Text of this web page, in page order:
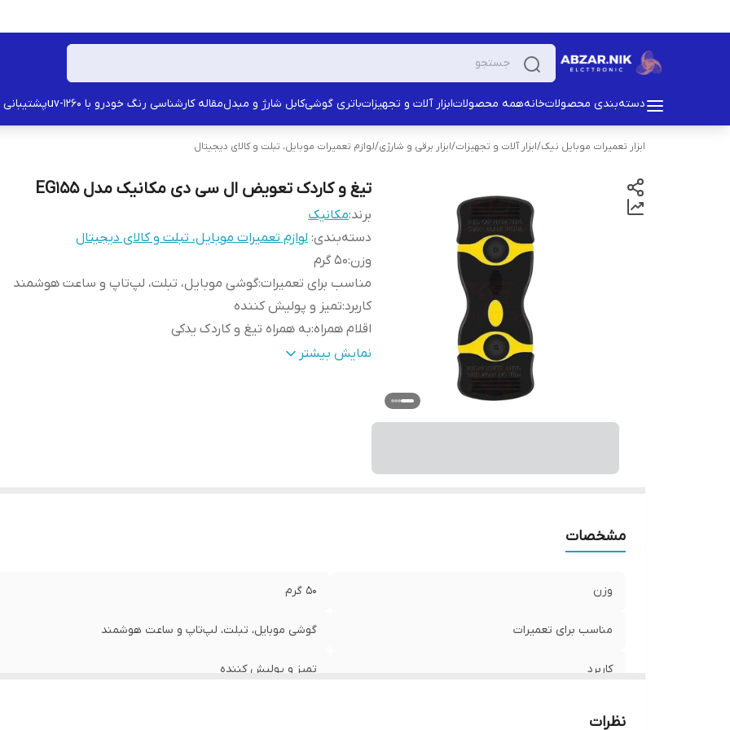
دسته‌بندی محصولاتخانههمه محصولاتابزار آلات و تجهیزاتباتری گوشیکابل شارژ و مبدلمقاله کارشناسی رنگ خودرو با uv-1260 پشتیبانی
ابزار تعمیرات موبایل نیک/ابزار آلات و تجهیزات/ابزار برقی و شارژی/لوازم تعمیرات موبایل، تبلت و کالای دیجیتال
تیغ و کاردک تعویض ال سی دی مکانیک مدل EG155
برند:مکانیک
دسته‌بندی: لوازم تعمیرات موبایل، تبلت و کالای دیجیتال
وزن:50 گرم
مناسب برای تعمیرات:گوشی موبایل، تبلت، لپ‌تاپ و ساعت هوشمند
کاربرد:تمیز و پولیش کننده
اقلام همراه:به همراه تیغ و کاردک یدکی
ابعاد:120x50x20 میلی‌متر
نمایش بیشتر
مشخصات
وزن 50 گرم
مناسب برای تعمیرات گوشی موبایل، تبلت، لپ‌تاپ و ساعت هوشمند
کاربرد تمیز و پولیش کننده
نظرات